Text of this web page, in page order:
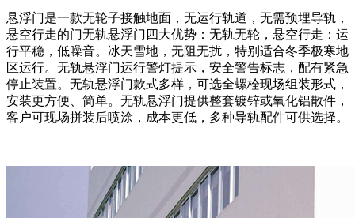
悬浮门是一款无轮子接触地面，无运行轨道，无需预埋导轨，
悬空行走的门无轨悬浮门四大优势：无轨无轮，悬空行走：运
行平稳，低噪音。冰天雪地，无阻无扰，特别适合冬季极寒地
区运行。无轨悬浮门运行警灯提示，安全警告标志，配有紧急
停止装置。无轨悬浮门款式多样，可选全螺栓现场组装形式，
安装更方便、简单。无轨悬浮门提供整套镀锌或氧化铝散件，
客户可现场拼装后喷涂，成本更低，多种导轨配件可供选择。